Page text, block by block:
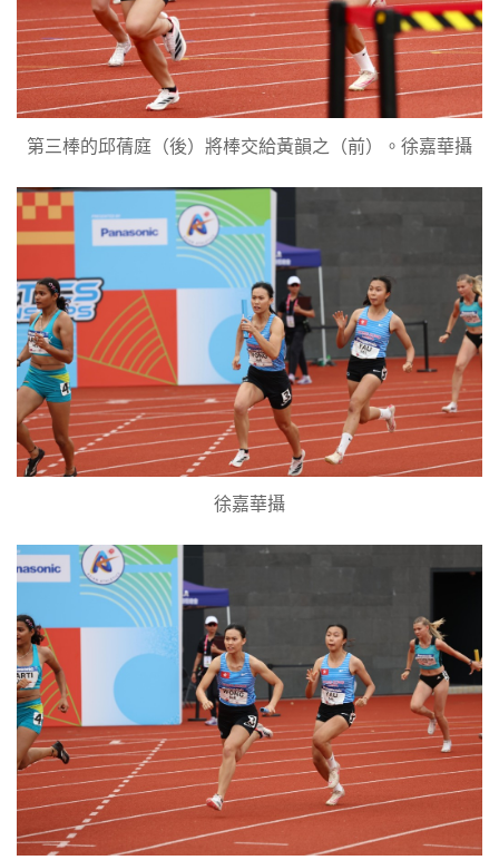
第三棒的邱蒨庭（後）將棒交給黃韻之（前）。徐嘉華攝
徐嘉華攝